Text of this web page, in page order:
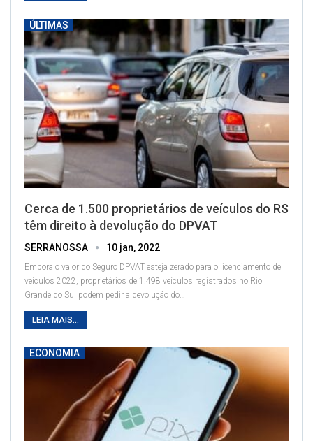
ÚLTIMAS
Cerca de 1.500 proprietários de veículos do RS
têm direito à devolução do DPVAT
SERRANOSSA 10 jan, 2022
Embora o valor do Seguro DPVAT esteja zerado para o licenciamento de
veículos 2022, proprietários de 1.498 veículos registrados no Rio
Grande do Sul podem pedir a devolução do…
LEIA MAIS...
ECONOMIA